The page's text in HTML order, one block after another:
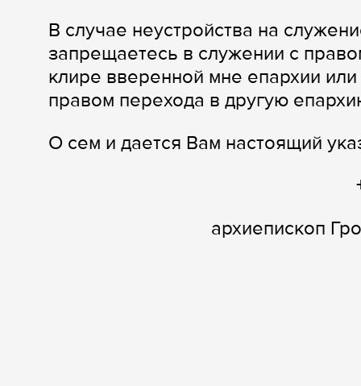
В случае неустройства на
запрещаетесь в служении с
клире вверенной мне епархии
правом перехода в другую
О сем и дается Вам настоящий
архиепископ